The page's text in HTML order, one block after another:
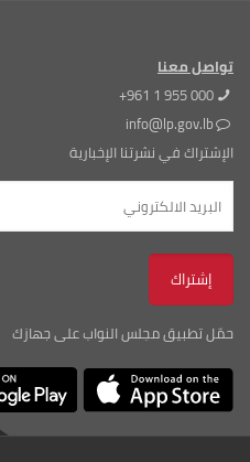
تواصل معنا
+961 1 955 000
info@lp.gov.lb
الإشتراك في نشرتنا الإخبارية
حمّل تطبيق مجلس النواب على جهازك